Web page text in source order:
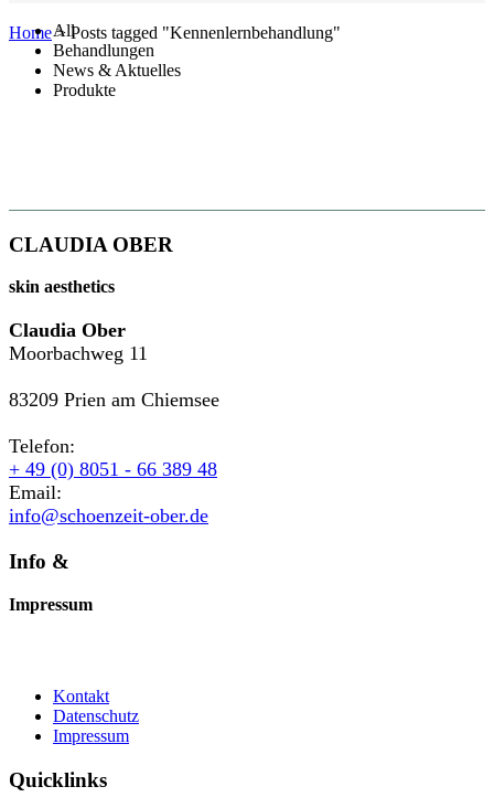
Home>Posts tagged "Kennenlernbehandlung"
All
Behandlungen
News & Aktuelles
Produkte
CLAUDIA OBER
skin aesthetics
Claudia Ober
Moorbachweg 11
83209 Prien am Chiemsee
Telefon:
+ 49 (0) 8051 - 66 389 48
Email:
info@schoenzeit-ober.de
Info &
Impressum
Kontakt
Datenschutz
Impressum
Quicklinks